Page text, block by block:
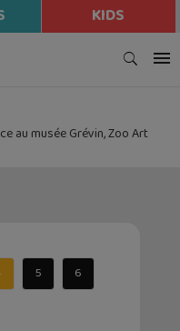
KIDS
au musée Grévin, Zoo Art
5 6